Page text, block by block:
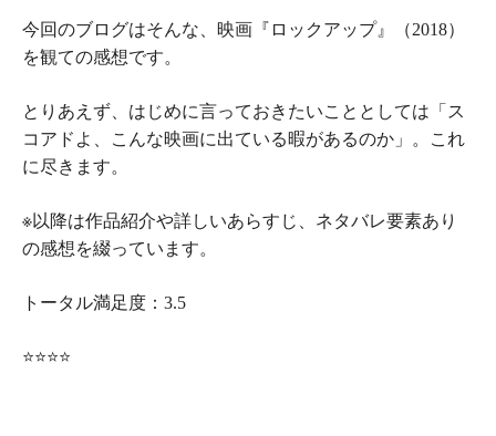
今回のブログはそんな、映画 『 ロックアップ』
（2018）
を観ての感想です。
とりあえず、はじめに言っておきたいこととしては「ス
コアドよ、こんな映画に出ている暇があるのか」。これ
に尽きます。
※以降は作品紹介や詳しいあらすじ、ネタバレ要素あり
の感想を綴っています。
トータル満足度：3.5
⭐⭐⭐⭐